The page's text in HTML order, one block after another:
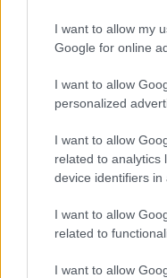
I want to allow my
Google for online
I want to allow
personalized
I want to allow
related to analytics
device identifiers in
I want to allow
related to
I want to allow
VIDEO. “Viņš nav
nekāda rotaļlieta!”
Polijā aculiecinieks
auto izglābj tūristu
dusmīga sumbra